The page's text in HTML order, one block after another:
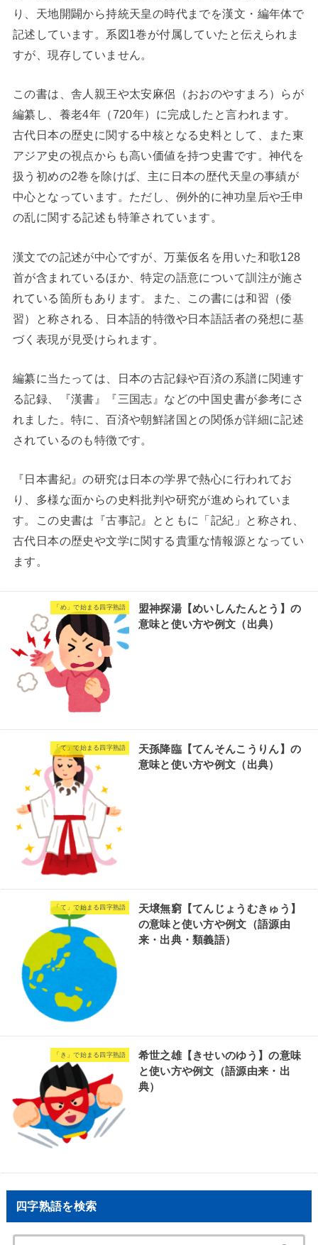
り、天地開闢から持統天皇の時代までを漢文・編年体で
記述しています。系図1巻が付属していたと伝えられま
すが、現存していません。
この書は、舎人親王や太安麻侶（おおのやすまろ）らが
編纂し、養老4年（720年）に完成したと言われます。
古代日本の歴史に関する中核となる史料として、また東
アジア史の視点からも高い価値を持つ史書です。神代を
扱う初めの2巻を除けば、主に日本の歴代天皇の事績が
中心となっています。ただし、例外的に神功皇后や壬申
の乱に関する記述も特筆されています。
漢文での記述が中心ですが、万葉仮名を用いた和歌128
首が含まれているほか、特定の語意について訓注が施さ
れている箇所もあります。また、この書には和習（倭
習）と称される、日本語的特徴や日本語話者の発想に基
づく表現が見受けられます。
編纂に当たっては、日本の古記録や百済の系譜に関連す
る記録、『漢書』『三国志』などの中国史書が参考にさ
れました。特に、百済や朝鮮諸国との関係が詳細に記述
されているのも特徴です。
『日本書紀』の研究は日本の学界で熱心に行われてお
り、多様な面からの史料批判や研究が進められていま
す。この史書は『古事記』とともに「記紀」と称され、
古代日本の歴史や文学に関する貴重な情報源となってい
ます。
「め」で始まる四字熟語
盟神探湯【めいしんたんとう】の
意味と使い方や例文（出典）
「て」で始まる四字熟語
天孫降臨【てんそんこうりん】の
意味と使い方や例文（出典）
「て」で始まる四字熟語
天壌無窮【てんじょうむきゅう】
の意味と使い方や例文（語源由
来・出典・類義語）
「き」で始まる四字熟語
希世之雄【きせいのゆう】の意味
と使い方や例文（語源由来・出
典）
四字熟語を検索